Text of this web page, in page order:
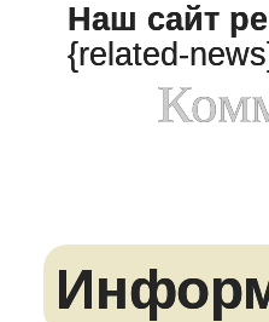
Наш сайт
{related-